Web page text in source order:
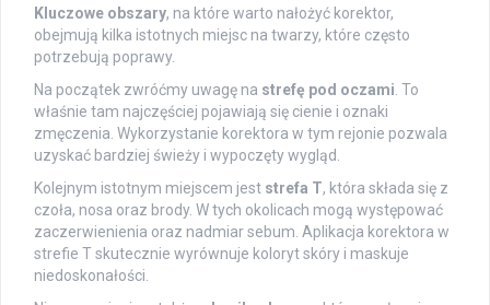
Kluczowe obszary, na które warto nałożyć korektor,
obejmują kilka istotnych miejsc na twarzy, które często
potrzebują poprawy.
Na początek zwróćmy uwagę na strefę pod oczami . To
właśnie tam najczęściej pojawiają się cienie i oznaki
zmęczenia. Wykorzystanie korektora w tym rejonie pozwala
uzyskać bardziej świeży i wypoczęty wygląd.
Kolejnym istotnym miejscem jest strefa T, która składa się z
czoła, nosa oraz brody. W tych okolicach mogą występować
zaczerwienienia oraz nadmiar sebum. Aplikacja korektora w
strefie T skutecznie wyrównuje koloryt skóry i maskuje
niedoskonałości.